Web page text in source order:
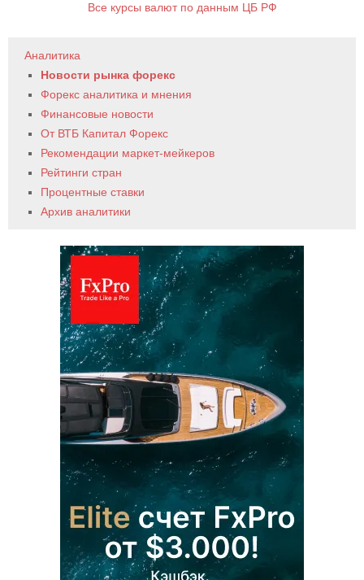
Все курсы валют по данным ЦБ РФ
Аналитика
Новости рынка форекс
Форекс аналитика и мнения
Финансовые новости
От ВТБ Капитал Форекс
Рекомендации маркет-мейкеров
Рейтинги стран
Процентные ставки
Архив аналитики